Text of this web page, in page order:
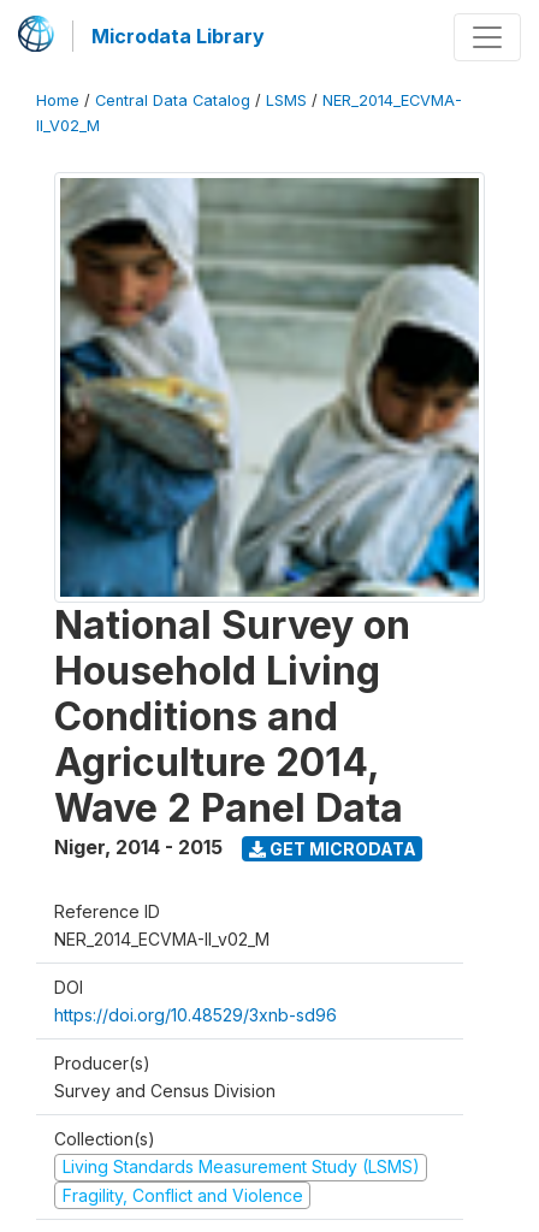
Microdata Library
Home / Central Data Catalog / LSMS / NER_2014_ECVMA-
II_V02_M
National Survey on
Household Living
Conditions and
Agriculture 2014,
Wave 2 Panel Data
Niger, 2014 - 2015 GET MICRODATA
Reference ID
NER_2014_ECVMA-II_v02_M
DOI
https://doi.org/10.48529/3xnb-sd96
Producer(s)
Survey and Census Division
Collection(s)
Living Standards Measurement Study (LSMS)
Fragility, Conflict and Violence